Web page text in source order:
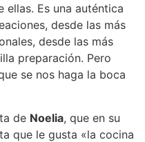
ellas. Es una auténtica
desde las más
desde las más
preparación. Pero
se nos haga la boca
de Noelia, que en su
que le gusta «la cocina